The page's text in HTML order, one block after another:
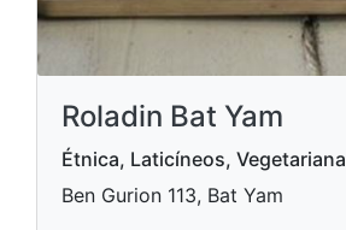
Roladin Bat Yam
Étnica, Laticíneos, Vegetariana
Ben Gurion 113, Bat Yam